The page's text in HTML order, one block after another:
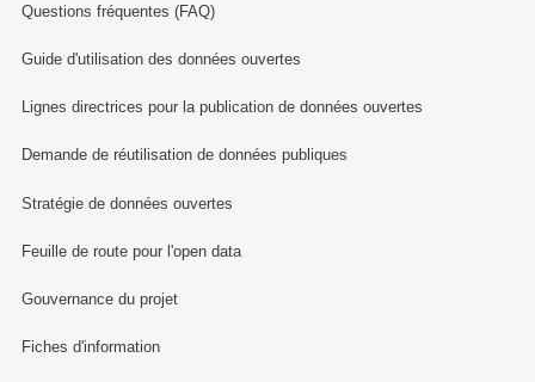
Questions fréquentes (FAQ)
Guide d'utilisation des données ouvertes
Lignes directrices pour la publication de données ouvertes
Demande de réutilisation de données publiques
Stratégie de données ouvertes
Feuille de route pour l'open data
Gouvernance du projet
Fiches d'information